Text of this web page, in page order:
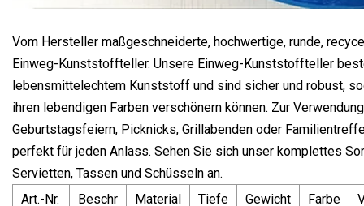
Vom Hersteller maßgeschneiderte, hochwertige, runde,
Einweg-Kunststoffteller. Unsere Einweg-Kunststoffteller
lebensmittelechtem Kunststoff und sind sicher und robust,
ihren lebendigen Farben verschönern können. Zur
Geburtstagsfeiern, Picknicks, Grillabenden oder
perfekt für jeden Anlass. Sehen Sie sich unser komplettes
Servietten, Tassen und Schüsseln an.
Art.-Nr.
Beschr Material Tiefe Gewicht Farbe